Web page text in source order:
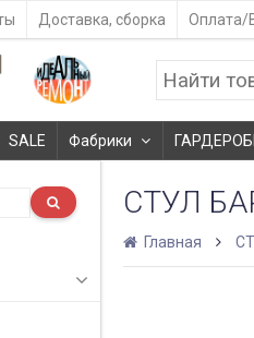
Доставка, сборка Оплата/
SALE Фабрики
СТУЛ
Главная